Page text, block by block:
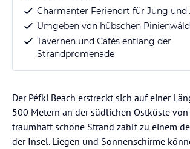
Charmanter Ferienort für Jung und
Umgeben von hübschen
Tavernen und Cafés entlang der
Strandpromenade
Der Péfki Beach erstreckt sich auf einer
500 Metern an der südlichen Ostküste von
traumhaft schöne Strand zählt zu einem
der Insel. Liegen und Sonnenschirme